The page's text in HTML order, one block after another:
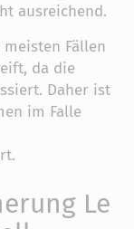
ausreichend.
meisten Fällen
da die
Daher ist
im Falle
Le